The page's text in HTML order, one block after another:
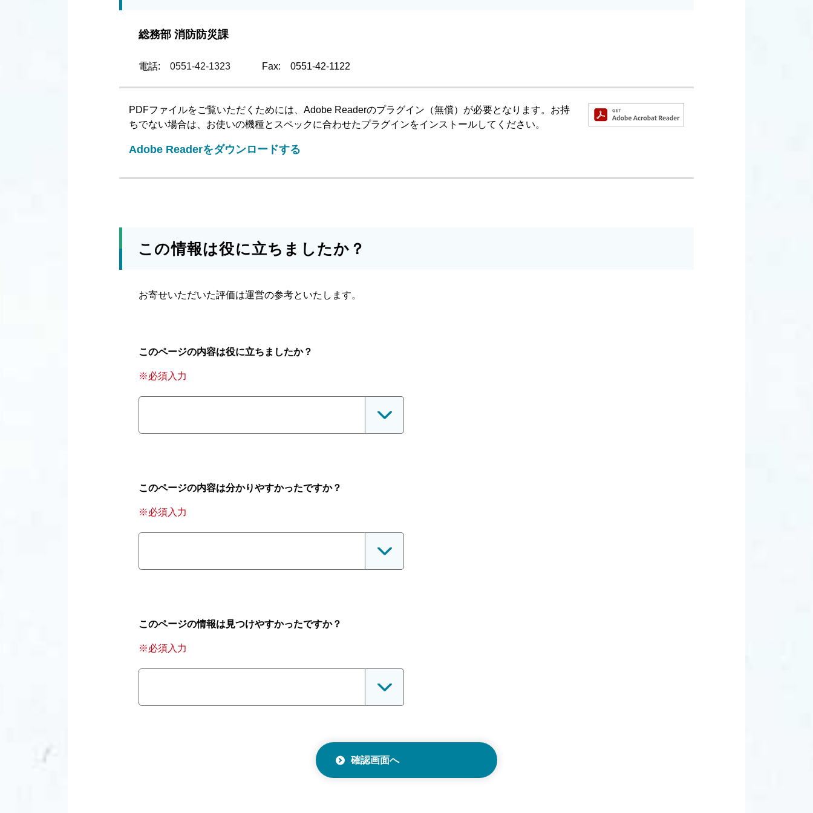
総務部 消防防災課
電話: 0551-42-1323 Fax: 0551-42-1122
PDFファイルをご覧いただくためには、Adobe Readerのプラグイン（無償）が必要となります。お持
ちでない場合は、お使いの機種とスペックに合わせたプラグインをインストールしてください。
Adobe Readerをダウンロードする
この情報は役に立ちましたか？
お寄せいただいた評価は運営の参考といたします。
このページの内容は役に立ちましたか？
※必須入力
このページの内容は分かりやすかったですか？
※必須入力
このページの情報は見つけやすかったですか？
※必須入力